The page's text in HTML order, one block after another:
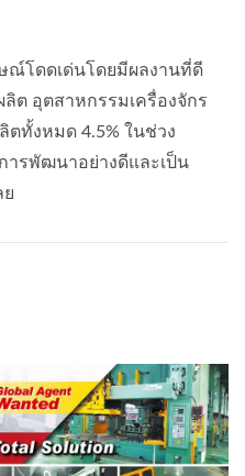
ณ์โดดเด่นโดยมีผลงานที่ดี
ต อุตสาหกรรมเครื่องจักร
ทั้งหมด 4.5% ในช่วง
ารพัฒนาอย่างดีและเป็น
ย